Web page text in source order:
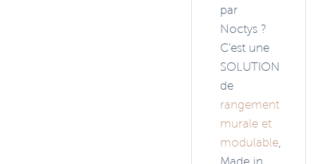
par
Noctys ?
C’est une
SOLUTION
de
rangement
murale et
modulable,